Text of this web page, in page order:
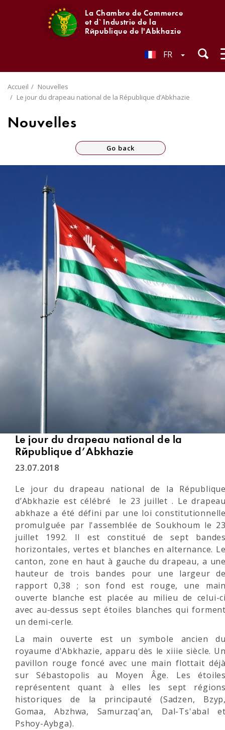
La Chambre de Commerce
et d`Industrie de la
République de l'Abkhazie
FR
Accueil
Nouvelles
Le jour du drapeau national de la République d’Abkhazie
Nouvelles
Go back
Le jour du drapeau national de la
République d’Abkhazie
23.07.2018
Le jour du drapeau national de la
d’Abkhazie est célébré le 23 juillet . Le
abkhaze a été défini par une loi
promulguée par l'assemblée de Soukhoum le
juillet 1992. Il est constitué de sept
horizontales, vertes et blanches en alternance.
canton, zone en haut à gauche du drapeau, a
hauteur de trois bandes pour une largeur
rapport 0,38 ; son fond est rouge, une
ouverte blanche est placée au milieu de celui-
avec au-dessus sept étoiles blanches qui
un demi-cerle.
La main ouverte est un symbole ancien
royaume d'Abkhazie, apparu dès le xiiie siècle.
pavillon rouge foncé avec une main flottait
sur Sébastopolis au Moyen Âge. Les
représentent quant à elles les sept
historiques de la principauté (Sadzen,
Gomaa, Abzhwa, Samurzaq'an, Dal-Ts'abal
Pshoy-Aybga).